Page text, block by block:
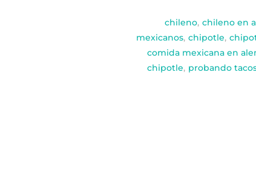
chileno, chileno en
mexicanos, chipotle,
comida mexicana en
chipotle, probando